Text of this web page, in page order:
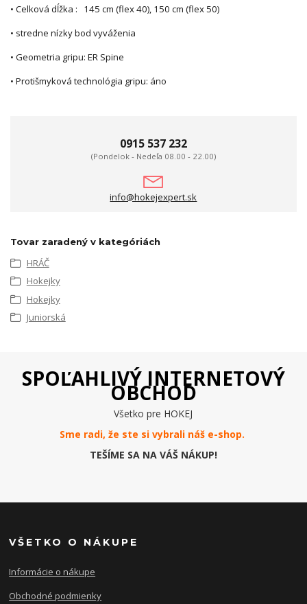
• Celková dĺžka : 145 cm (flex 40), 150 cm (flex 50)
• stredne nízky bod vyváženia
• Geometria gripu: ER Spine
• Protišmyková technológia gripu: áno
0915 537 232
(Pondelok - Nedeľa 08.00 - 22.00)
info@hokejexpert.sk
Tovar zaradený v kategóriách
HRÁČ
Hokejky
Hokejky
Juniorská
SPOĽAHLIVÝ INTERNETOVÝ
OBCHOD
Všetko pre HOKEJ
Sme radi, že ste si vybrali náš e-shop.
TEŠÍME SA NA VÁŠ NÁKUP!
VŠETKO O NÁKUPE
Informácie o nákupe
Obchodné podmienky